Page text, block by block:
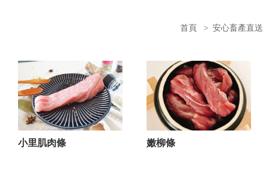
首頁 > 安心畜產直送
小里肌肉條 嫩柳條